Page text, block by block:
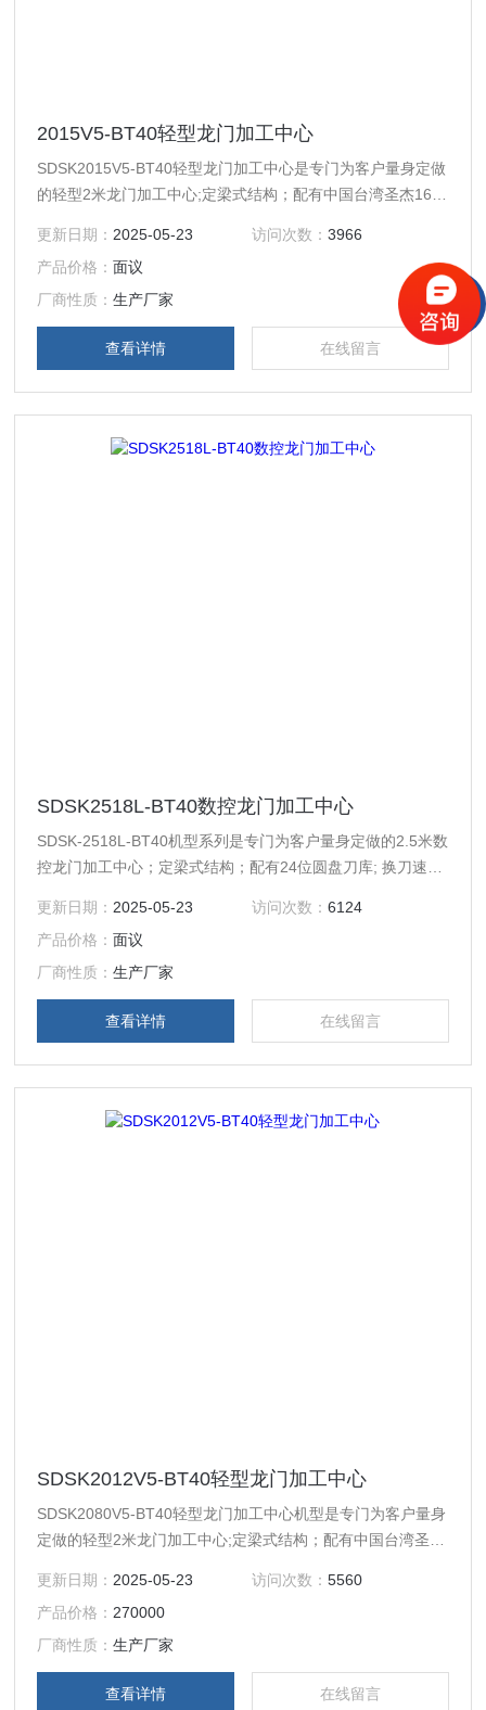
2015V5-BT40轻型龙门加工中心
SDSK2015V5-BT40轻型龙门加工中心是专门为客户量身定做
的轻型2米龙门加工中心;定梁式结构；配有中国台湾圣杰16位
动，X轴左右移动，Z轴上下移动。
更新日期： 2025-05-23 访问次数： 3966
产品价格：面议
厂商性质：生产厂家
查看详情 在线留言
SDSK2518L-BT40数控龙门加工中心
SDSK-2518L-BT40机型系列是专门为客户量身定做的2.5米数
控龙门加工中心；定梁式结构；配有24位圆盘刀库; 换刀速度
Z轴上下移动。
更新日期： 2025-05-23 访问次数： 6124
产品价格：面议
厂商性质：生产厂家
查看详情 在线留言
SDSK2012V5-BT40轻型龙门加工中心
SDSK2080V5-BT40轻型龙门加工中心机型是专门为客户量身
定做的轻型2米龙门加工中心;定梁式结构；配有中国台湾圣杰
移动，X轴左右移动，Z轴上下移动。
更新日期： 2025-05-23 访问次数： 5560
产品价格： 270000
厂商性质：生产厂家
查看详情 在线留言